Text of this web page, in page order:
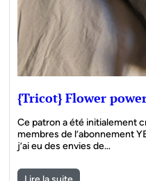
{Tricot} Flower
Ce patron a été initialement
membres de l’abonnement
j’ai eu des envies de…